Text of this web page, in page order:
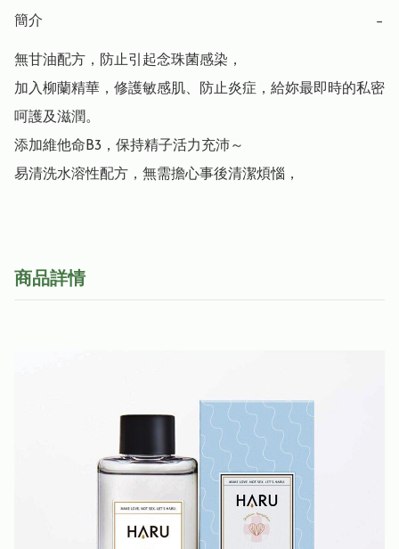
簡介 −
無甘油配方，防止引起念珠菌感染，
加入柳蘭精華，修護敏感肌、防止炎症，給妳最即時的私密
呵護及滋潤。
添加維他命B3，保持精子活力充沛～
易清洗水溶性配方，無需擔心事後清潔煩惱，
商品詳情